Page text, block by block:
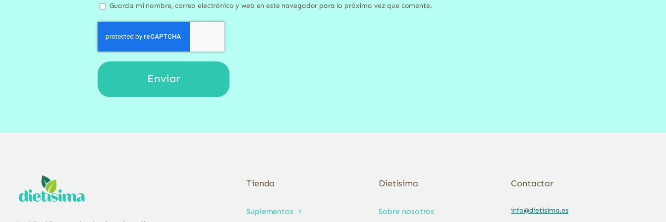
Guarda mi nombre, correo electrónico y web en este navegador para la próxima vez que comente.
Tienda
Suplementos
Dietisima
Sobre nosotros
Contactar
info@dietisima.es